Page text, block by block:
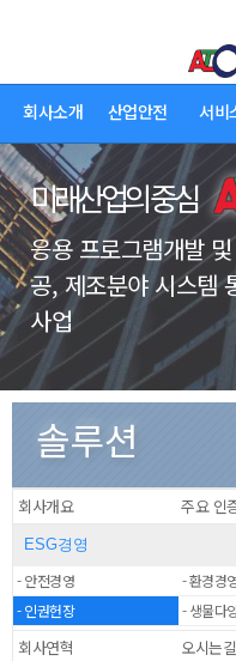
회사소개 산업안전 서비
미래산업의 중심
응용 프로그램개발
공, 제조분야 시스템
사업
솔루션
회사개요 주요 인
ESG경영
- 안전경영 - 환경경
- 인권헌장
- 생물다
회사연혁
오시는길